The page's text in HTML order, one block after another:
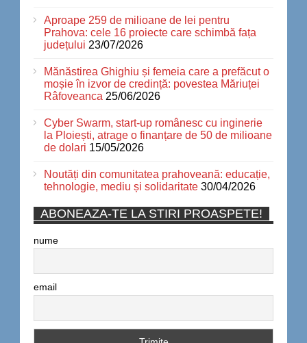
Aproape 259 de milioane de lei pentru
Prahova: cele 16 proiecte care schimbă fața
județului 23/07/2026
Mănăstirea Ghighiu și femeia care a prefăcut o
moșie în izvor de credință: povestea Măriuței
Râfoveanca 25/06/2026
Cyber Swarm, start-up românesc cu inginerie
la Ploiești, atrage o finanțare de 50 de milioane
de dolari 15/05/2026
Noutăți din comunitatea prahoveană: educație,
tehnologie, mediu și solidaritate 30/04/2026
ABONEAZA-TE LA STIRI PROASPETE!
nume
email